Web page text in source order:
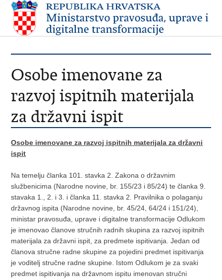
Osobe imenovane za
razvoj ispitnih materijala
za državni ispit
Osobe imenovane za razvoj ispitnih materijala za državni
ispit
Na temelju članka 101. stavka 2. Zakona o državnim
službenicima (Narodne novine, br. 155/23 i 85/24) te članka 9.
stavaka 1., 2. i 3. i članka 11. stavka 2. Pravilnika o polaganju
državnog ispita (Narodne novine, br. 45/24, 64/24 i 151/24),
ministar pravosuđa, uprave i digitalne transformacije Odlukom
je imenovao članove stručnih radnih skupina za razvoj ispitnih
materijala za državni ispit, za predmete ispitivanja. Jedan od
članova stručne radne skupine za pojedini predmet ispitivanja
je voditelj stručne radne skupine. Istom Odlukom je za svaki
predmet ispitivanja na državnom ispitu imenovan stručni